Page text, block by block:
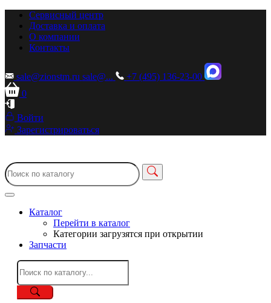
Сервисный центр
Доставка и оплата
О компании
Контакты
sale@zionstm.ru sale@...
+7 (495) 136-23-00
0
Войти
Зарегистрироваться
Каталог
Перейти в каталог
Категории загрузятся при открытии
Запчасти